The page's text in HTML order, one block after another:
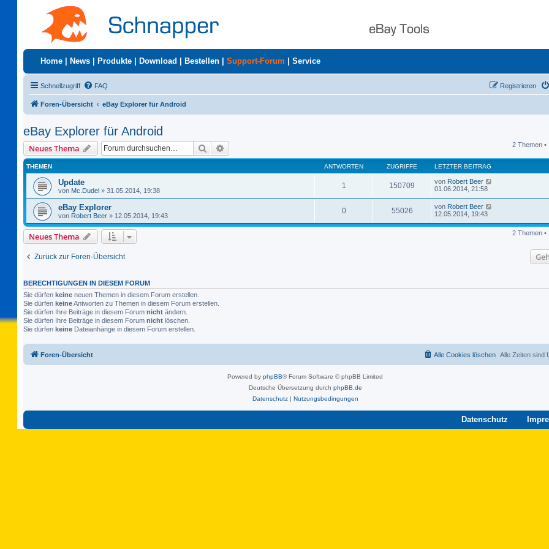
Home News Produkte Download Bestellen Support-Forum Service
Schnellzugriff FAQ Registrieren
Foren-Übersicht eBay Explorer für Android
eBay Explorer für Android
Neues Thema Suche 2 Themen •
THEMEN ANTWORTEN ZUGRIFFE LETZTER BEITRAG
Update
von Mc.Dudel » 31.05.2014, 19:38
1 150709 von Robert Beer
01.06.2014, 21:58
eBay Explorer
von Robert Beer » 12.05.2014, 19:43
0 55026 von Robert Beer
12.05.2014, 19:43
Neues Thema 2 Themen •
Zurück zur Foren-Übersicht
BERECHTIGUNGEN IN DIESEM FORUM
Sie dürfen keine neuen Themen in diesem Forum erstellen.
Sie dürfen keineAntworten zu Themen in diesem Forum erstellen.
Sie dürfen Ihre Beiträge in diesem Forum nicht ändern.
Sie dürfen Ihre Beiträge in diesem Forum nicht löschen.
Sie dürfen keine Dateianhänge in diesem Forum erstellen.
Foren-Übersicht Alle Zeiten sind
Alle Cookies löschen
Powered by phpBB® Forum Software © phpBB Limited
Deutsche Übersetzung durch phpBB.de
Datenschutz| Nutzungsbedingungen
Datenschutz